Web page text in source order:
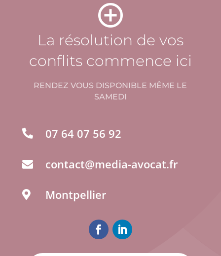
add_circle_outline
La résolution de vos
conflits commence ici
RENDEZ VOUS DISPONIBLE MÊME LE
SAMEDI
 07 64 07 56 92
 contact@media-avocat.fr
 Montpellier